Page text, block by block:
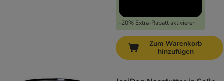
-20% Extra-Rabatt aktivieren
Zum Warenkorb
hinzufügen